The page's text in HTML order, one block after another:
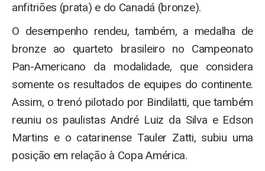
anfitriões (prata) e do Canadá (bronze).
O desempenho rendeu, também, a medalha de
bronze ao quarteto brasileiro no Campeonato
Pan-Americano da modalidade, que considera
somente os resultados de equipes do continente.
Assim, o trenó pilotado por Bindilatti, que também
reuniu os paulistas André Luiz da Silva e Edson
Martins e o catarinense Tauler Zatti, subiu uma
posição em relação à Copa América.